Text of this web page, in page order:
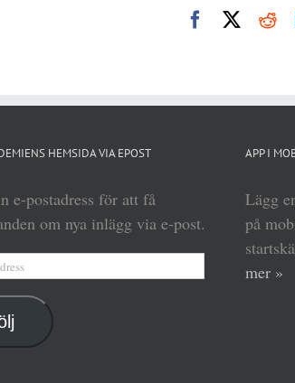
Facebook
HEMSIDA VIA EPOST
e-postadress för att få
om nya inlägg via e-post.
APP I
Lägg
på
mer »